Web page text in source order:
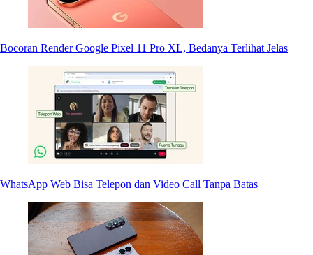
Bocoran Render Google Pixel 11 Pro XL, Bedanya Terlihat Jelas
WhatsApp Web Bisa Telepon dan Video Call Tanpa Batas